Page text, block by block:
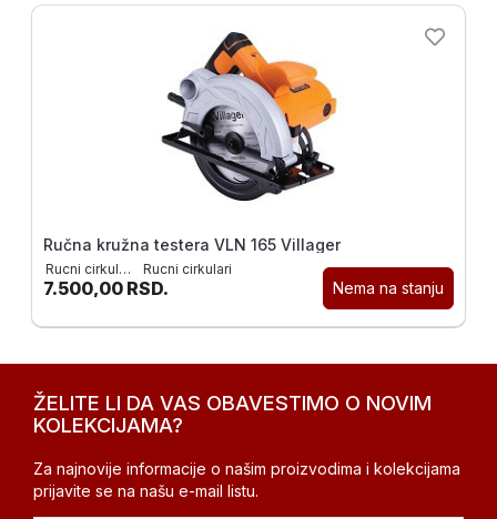
Ručna kružna testera VLN 165 Villager
Rucni cirkulari: Rucni cirkulari
7.500,00 RSD. Nema na stanju
ŽELITE LI DA VAS OBAVESTIMO O NOVIM
KOLEKCIJAMA?
Za najnovije informacije o našim proizvodima i kolekcijama
prijavite se na našu e-mail listu.